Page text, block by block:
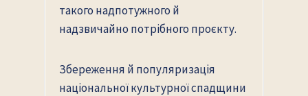
такого надпотужного й
надзвичайно потрібного проєкту.
Збереження й популяризація
національної культурної спадщини